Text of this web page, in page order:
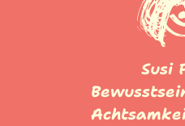
Susi